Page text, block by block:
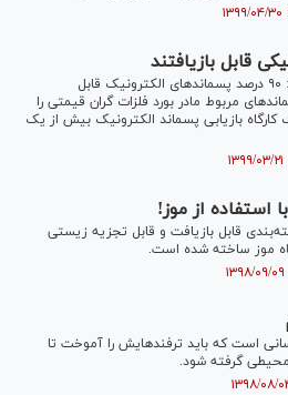
یک کارشناس محیط زیست گفت: ۹۰ درصد پسماند‌های الکترونیک قابل
مربوط مادر بورد فلزات گران قیمتی را
بازیابی پسماند الکترونیک بیش از یک
استفاده از موز!
قابل بازیافت و قابل تجزیه زیستی
موز ساخته شده است.
است که باید ترفندهایش را آموخت تا
گرفته شود.